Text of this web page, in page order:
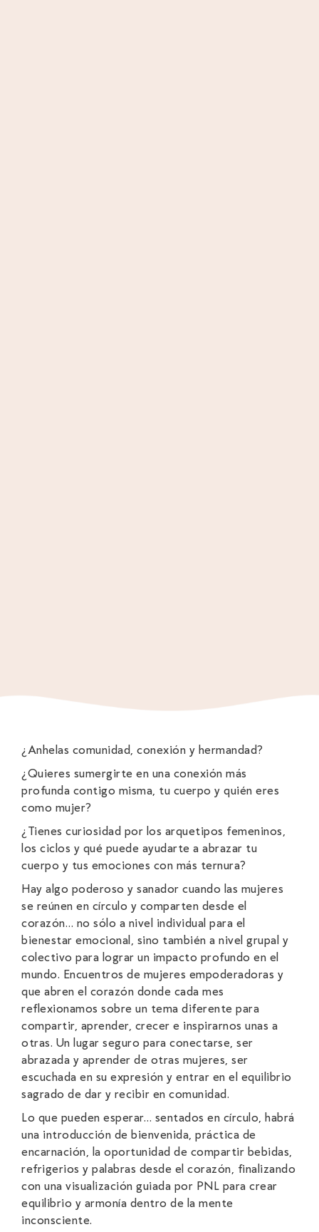
¿Anhelas comunidad, conexión y hermandad?
¿Quieres sumergirte en una conexión más
profunda contigo misma, tu cuerpo y quién eres
como mujer?
¿Tienes curiosidad por los arquetipos femeninos,
los ciclos y qué puede ayudarte a abrazar tu
cuerpo y tus emociones con más ternura?
Hay algo poderoso y sanador cuando las mujeres
se reúnen en círculo y comparten desde el
corazón… no sólo a nivel individual para el
bienestar emocional, sino también a nivel grupal y
colectivo para lograr un impacto profundo en el
mundo. Encuentros de mujeres empoderadoras y
que abren el corazón donde cada mes
reflexionamos sobre un tema diferente para
compartir, aprender, crecer e inspirarnos unas a
otras. Un lugar seguro para conectarse, ser
abrazada y aprender de otras mujeres, ser
escuchada en su expresión y entrar en el equilibrio
sagrado de dar y recibir en comunidad.
Lo que pueden esperar… sentados en círculo, habrá
una introducción de bienvenida, práctica de
encarnación, la oportunidad de compartir bebidas,
refrigerios y palabras desde el corazón, finalizando
con una visualización guiada por PNL para crear
equilibrio y armonía dentro de la mente
inconsciente.